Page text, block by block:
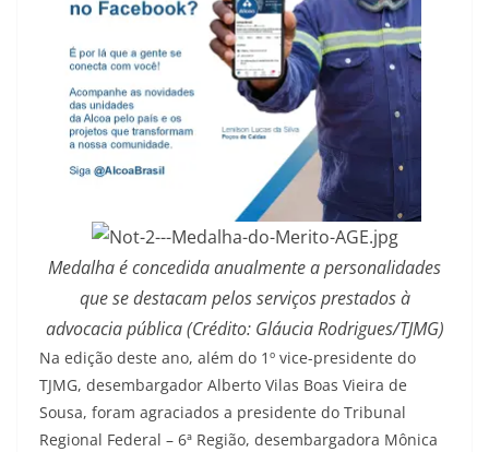
Medalha é concedida anualmente a personalidades
que se destacam pelos serviços prestados à
advocacia pública (Crédito: Gláucia Rodrigues/TJMG)
Na edição deste ano, além do 1º vice-presidente do
TJMG, desembargador Alberto Vilas Boas Vieira de
Sousa, foram agraciados a presidente do Tribunal
Regional Federal – 6ª Região, desembargadora Mônica